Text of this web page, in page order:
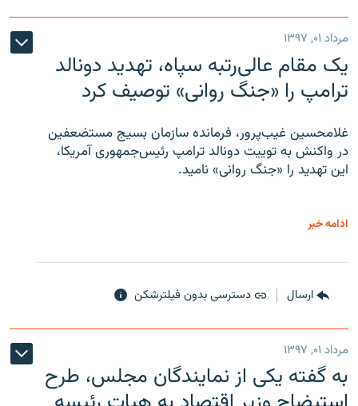
مرداد ۰۱, ۱۳۹۷
یک مقام عالی‌رتبه سپاه، تهدید دونالد
ترامپ را «جنگ روانی» توصیف کرد
غلامحسین غیب‌پرور، فرمانده سازمان بسیج مستضعفین
در واکنش به توییت دونالد ترامپ رئیس‌جمهوری آمریکا،
این تهدید را «جنگ روانی» نامید.
ادامه خبر
ارسال دسترسی بدون فیلترشکن
مرداد ۰۱, ۱۳۹۷
به گفته یکی از نمایندگان مجلس، طرح